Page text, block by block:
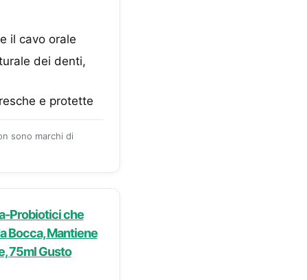
il cavo orale
dei denti,
e protette
sono marchi di
Probiotici che
Bocca, Mantiene
75ml Gusto